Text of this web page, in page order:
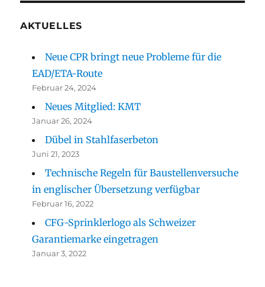
AKTUELLES
Neue CPR bringt neue Probleme für die
EAD/ETA-Route
Februar 24, 2024
Neues Mitglied: KMT
Januar 26, 2024
Dübel in Stahlfaserbeton
Juni 21, 2023
Technische Regeln für Baustellenversuche
in englischer Übersetzung verfügbar
Februar 16, 2022
CFG-Sprinklerlogo als Schweizer
Garantiemarke eingetragen
Januar 3, 2022